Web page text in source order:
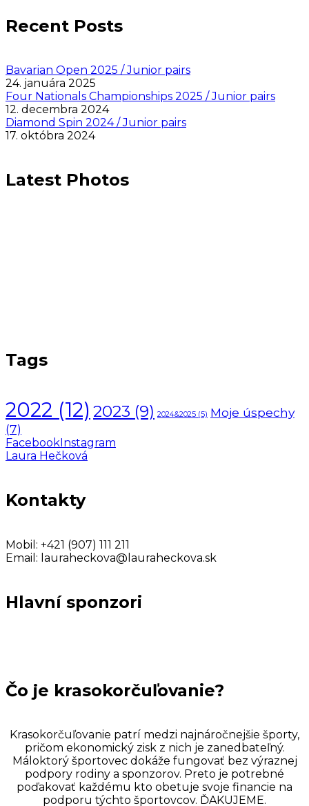
Recent Posts
Bavarian Open 2025 / Junior pairs
24. januára 2025
Four Nationals Championships 2025 / Junior pairs
12. decembra 2024
Diamond Spin 2024 / Junior pairs
17. októbra 2024
Latest Photos
Tags
2022 (12) 2023 (9) 2024&2025 (5) Moje úspechy
(7)
Facebook Instagram
Laura Hečková
Kontakty
Mobil: +421 (907) 111 211
Email: lauraheckova@lauraheckova.sk
Hlavní sponzori
Čo je krasokorčuľovanie?
Krasokorčuľovanie patrí medzi najnáročnejšie športy,
pričom ekonomický zisk z nich je zanedbateľný.
Máloktorý športovec dokáže fungovať bez výraznej
podpory rodiny a sponzorov. Preto je potrebné
poďakovať každému kto obetuje svoje financie na
podporu týchto športovcov. ĎAKUJEME.